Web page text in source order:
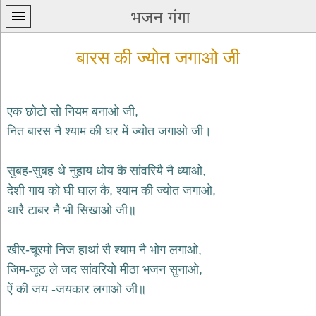
भजन गंगा
प्रथम
कृष्ण
भजन
krishna
शिव
भजन
bhajans
बारस की ज्योत जगाओ जी
एक छोटो सो नियम बनाओ जी,
नित बारस नै श्याम की घर में ज्योत जगाओ जी।
सुबह-सुबह थे नुहाय धोय कै सांवरियै नै ध्याओ,
देशी गाय को घी घाल कै, श्याम की ज्योत जगाओ,
थारै टाबर नै भी सिखाओ जी॥
खीर-चूरमो निज हाथां सै श्याम नै भोग लगाओ,
जिम-जूठ ले जद सांवरियो मीठा भजन सुनाओ,
ऐं की जय -जयकार लगाओ जी॥